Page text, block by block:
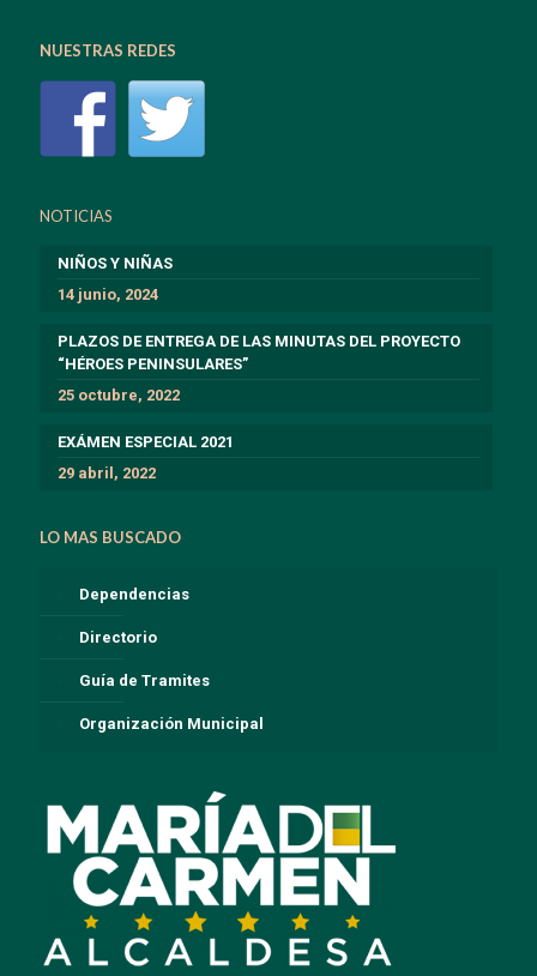
NUESTRAS REDES
NOTICIAS
NIÑOS Y NIÑAS
14 junio, 2024
PLAZOS DE ENTREGA DE LAS MINUTAS DEL PROYECTO
“HÉROES PENINSULARES”
25 octubre, 2022
EXÁMEN ESPECIAL 2021
29 abril, 2022
LO MAS BUSCADO
Dependencias
Directorio
Guía de Tramites
Organización Municipal